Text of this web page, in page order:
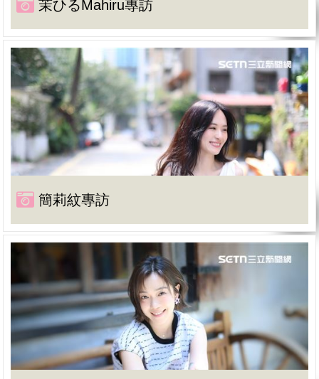
茉ひるMahiru專訪
簡莉紋專訪